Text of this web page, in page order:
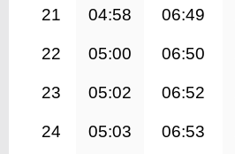
21 04:58 06:49
22 05:00 06:50
23 05:02 06:52
24 05:03 06:53